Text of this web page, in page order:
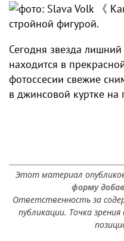
Сегодня звезда лишний
находится в
фотоссесии свежие
в джинсовой куртке на
Этот материал
форму
Ответственность за
публикации. Точка